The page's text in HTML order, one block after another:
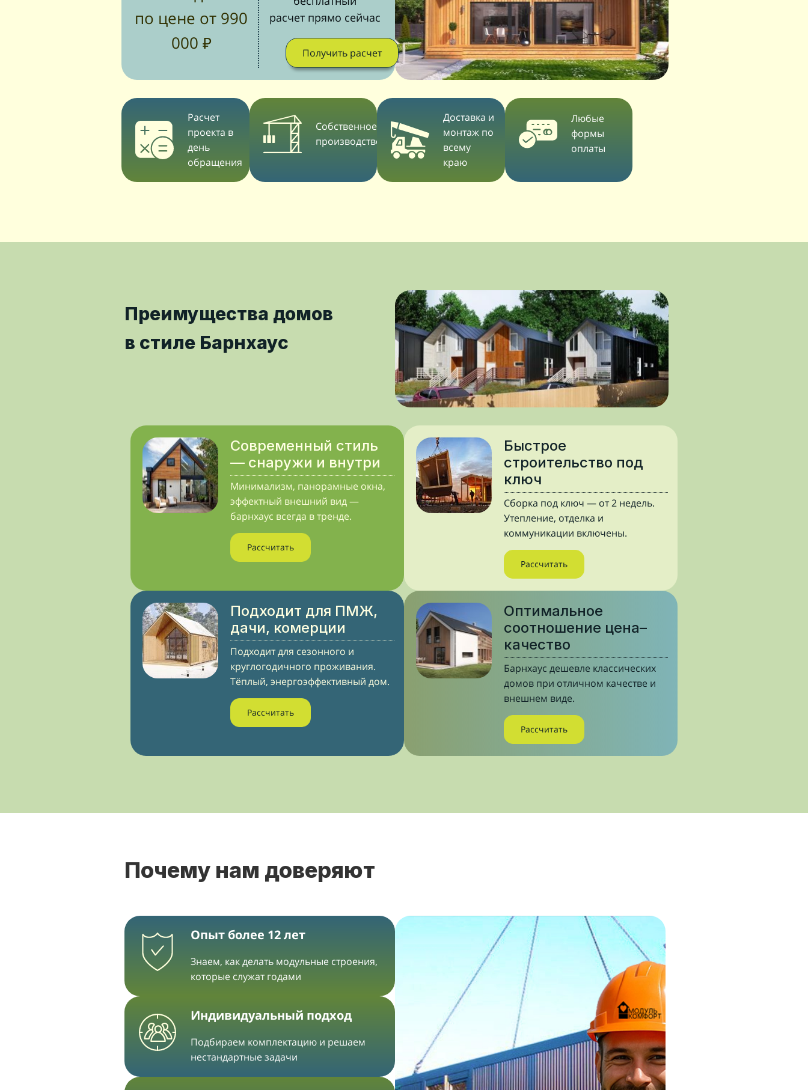
по цене от 990
000 ₽
расчет прямо сейчас
Получить расчет
Расчет
проекта в
день
обращения
Собственное
производство
Доставка и
монтаж по
всему
краю
Любые
формы
оплаты
Преимущества домов
в стиле Барнхаус
Современный стиль
— снаружи и внутри
Минимализм, панорамные окна,
эффектный внешний вид —
барнхаус всегда в тренде.
Рассчитать
Быстрое
строительство под
ключ
Сборка под ключ — от 2 недель.
Утепление, отделка и
коммуникации включены.
Рассчитать
Подходит для ПМЖ,
дачи, комерции
Подходит для сезонного и
круглогодичного проживания.
Тёплый, энергоэффективный дом.
Рассчитать
Оптимальное
соотношение цена–
качество
Барнхаус дешевле классических
домов при отличном качестве и
внешнем виде.
Рассчитать
Почему нам доверяют
Опыт более 12 лет
Знаем, как делать модульные строения,
которые служат годами
Индивидуальный подход
Подбираем комплектацию и решаем
нестандартные задачи